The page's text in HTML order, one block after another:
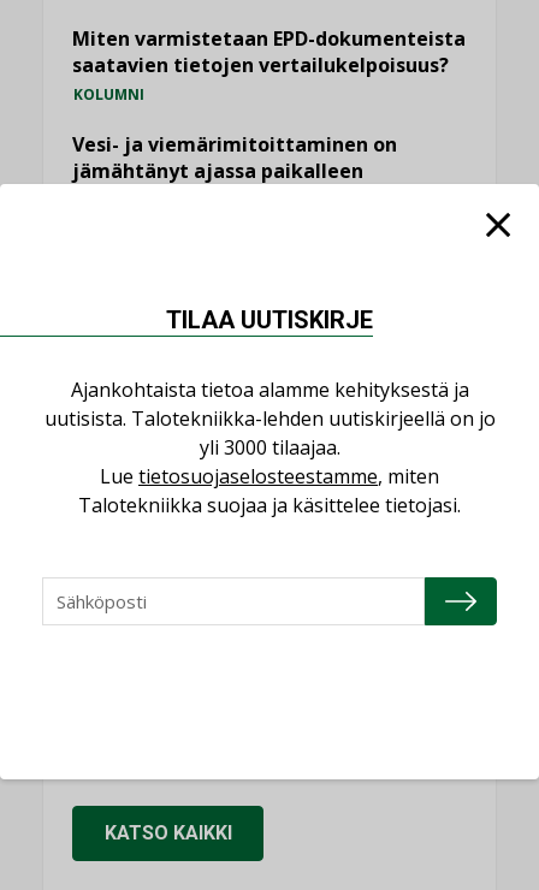
Miten varmistetaan EPD-dokumenteista
saatavien tietojen vertailukelpoisuus?
KOLUMNI
Vesi- ja viemärimitoittaminen on
jämähtänyt ajassa paikalleen
NIMITYKSET
Consti
Refair
NIMITYKSET
KATSO KAIKKI
TILAA UUTISKIRJE
Ajankohtaista tietoa alamme kehityksestä ja
uutisista. Talotekniikka-lehden uutiskirjeellä on jo
yli 3000 tilaajaa.
Lue tietosuojaselosteestamme, miten
Talotekniikka suojaa ja käsittelee tietojasi.